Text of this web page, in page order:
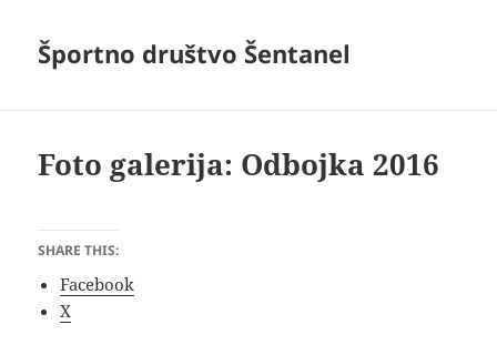
Športno društvo Šentanel
Foto galerija: Odbojka 2016
SHARE THIS:
Facebook
X